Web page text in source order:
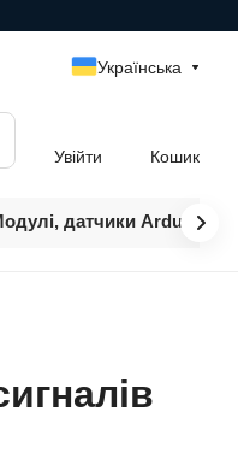
Українська
Увійти Кошик
датчики Arduino